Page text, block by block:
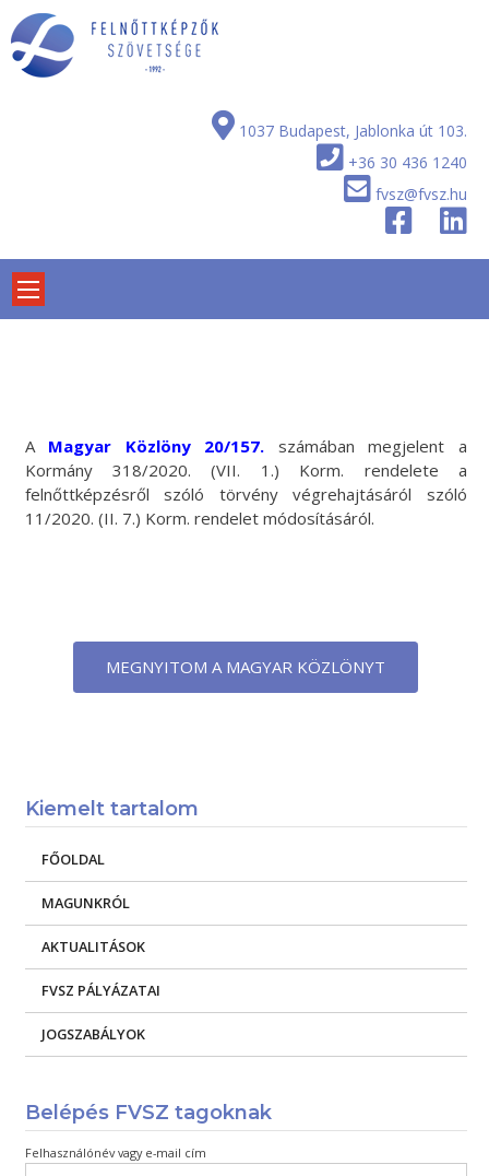
Skip
to
content
1037 Budapest, Jablonka út 103.
+36 30 436 1240
fvsz@fvsz.hu
A Magyar Közlöny 20/157. számában megjelent a
Kormány 318/2020. (VII. 1.) Korm. rendelete a
felnőttképzésről szóló törvény végrehajtásáról szóló
11/2020. (II. 7.) Korm. rendelet módosításáról.
MEGNYITOM A MAGYAR KÖZLÖNYT
Kiemelt tartalom
FŐOLDAL
MAGUNKRÓL
AKTUALITÁSOK
FVSZ PÁLYÁZATAI
JOGSZABÁLYOK
Belépés FVSZ tagoknak
Felhasználónév vagy e-mail cím